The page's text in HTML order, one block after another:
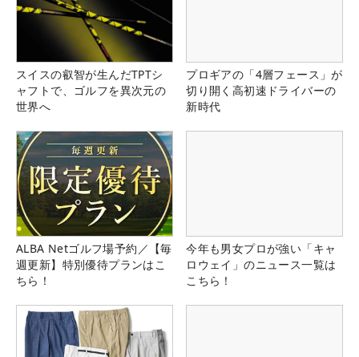
スイスの叡智が生んだTPTシ
ャフトで、ゴルフを異次元の
世界へ
プロギアの「4層フェース」が
切り開く高初速ドライバーの
新時代
ALBA Netゴルフ場予約／【毎
週更新】特別優待プランはこ
ちら！
今年も男女プロが強い「キャ
ロウェイ」のニュース一覧は
こちら！